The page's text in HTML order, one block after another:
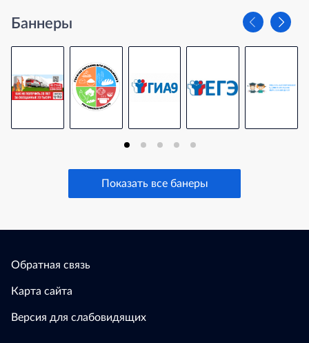
Баннеры
Показать все банеры
Обратная связь
Карта сайта
Версия для слабовидящих